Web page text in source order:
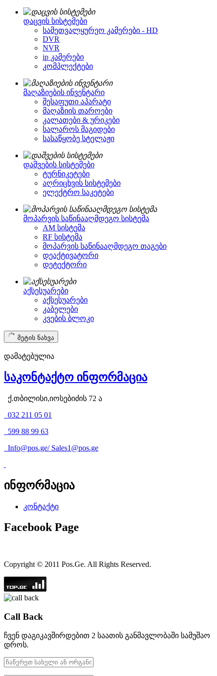
დაცვის სისტემები
სამეთვალყურეო კამერები - HD
DVR
NVR
ip კამერები
კომპლექტები
მაღაზიების ინვენტარი
შესაფუთი აპარატი
მაღაზიის თაროები
კალათები & ურიკები
სალაროს მაგიდები
სასაწყობე სტელაჟი
დაშვების სისტემები
ტურნიკეტები
აღრიცხვის სისტემები
ელექტრო საკეტები
მოპარვის საწინააღმდეგო სისტემა
AM სისტემა
RF სისტემა
მოპარვის საწინააღმდეგო თაგები
დეაქტივატორი
დეტექტორი
აქსესუარები
აქსესუარები
კაბელები
კვების ბლოკი
მეტის ნახვა
დამატებულია
საკონტაქტო ინფორმაცია
ქ.თბილისი,იოსებიძის 72 ა
032 211 05 01
599 88 99 63
Info@pos.ge/ Sales1@pos.ge
ინფორმაცია
კონტაქტი
Facebook Page
Copyright © 2011 Pos.Ge. All Rights Reserved.
Call Back
ჩვენ დაგიკავშირდებით 2 საათის განმავლობაში სამუშაო
დროს.